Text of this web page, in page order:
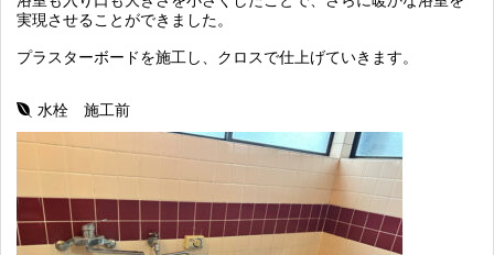
実現させることができました。
プラスターボードを施工し、クロスで仕上げていきます。
水栓 施工前